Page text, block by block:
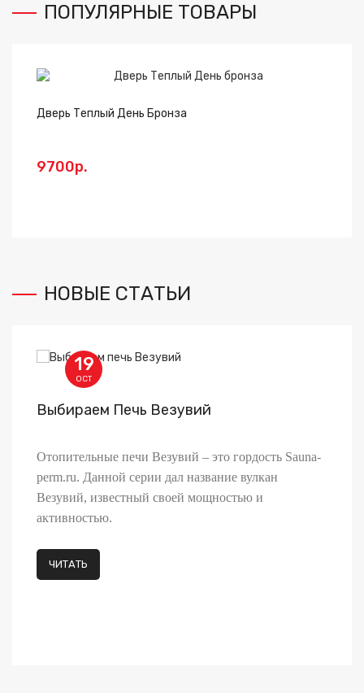
ПОПУЛЯРНЫЕ ТОВАРЫ
Дверь Теплый День Бронза
9700р.
НОВЫЕ СТАТЬИ
19
OCT
Выбираем Печь Везувий
Отопительные печи Везувий – это гордость Sauna-
perm.ru. Данной серии дал название вулкан
Везувий, известный своей мощностью и
активностью.
ЧИТАТЬ